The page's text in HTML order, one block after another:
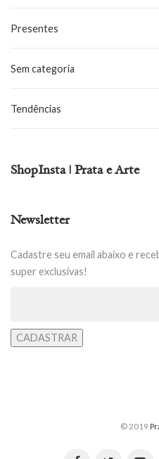
Presentes
Sem categoria
Tendências
ShopInsta | Prata e Arte
Newsletter
Cadastre seu email abaixo e
super exclusivas!
© 2019